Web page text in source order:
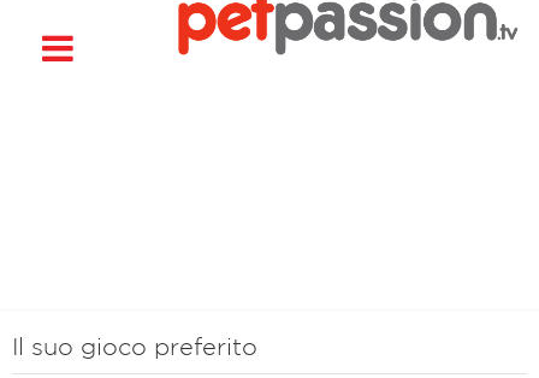
Il suo gioco preferito